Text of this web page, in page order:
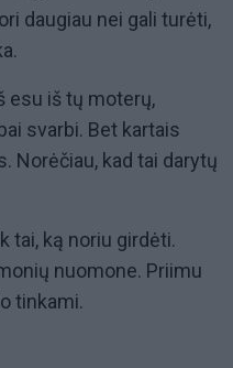
daugiau nei gali turėti,
esu iš tų moterų,
svarbi. Bet kartais
Norėčiau, kad tai darytų
tai, ką noriu girdėti.
nuomone. Priimu
tinkami.